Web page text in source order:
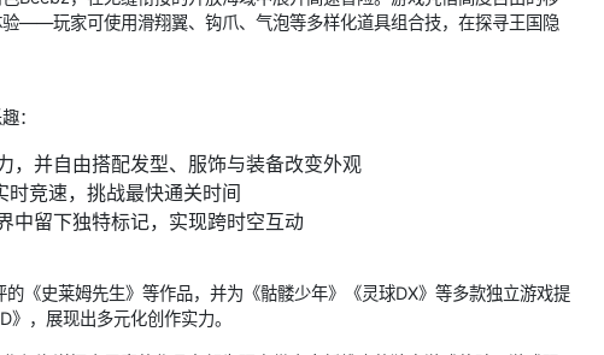
——玩家可使用滑翔翼、钩爪、气泡等多样化道具组合技，在探寻王国隐
：
，并自由搭配发型、服饰与装备改变外观
时竞速，挑战最快通关时间
中留下独特标记，实现跨时空互动
《史莱姆先生》等作品，并为《骷髅少年》《灵球DX》等多款独立游戏提
，展现出多元化创作实力。